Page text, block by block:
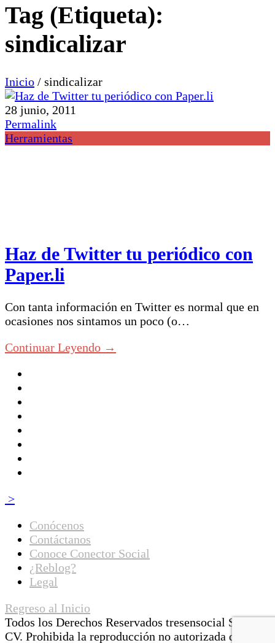
Tag (Etiqueta):
sindicalizar
Inicio / sindicalizar
28 junio, 2011
Permalink
Herramientas
Haz de Twitter tu periódico con
Paper.li
Con tanta información en Twitter es normal que en
ocasiones nos sintamos un poco (o…
Continuar Leyendo →
>
Conócenos
Contáctanos
Conoce Conector Social
¿Reblog?
Legal
Regreso al Inicio
Todos los Derechos Reservados tresensocial SA de
CV. Prohibida la reproducción no autorizada de las